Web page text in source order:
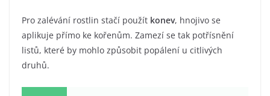
Pro zalévání rostlin stačí použít konev, hnojivo se
aplikuje přímo ke kořenům. Zamezí se tak potřísnění
listů, které by mohlo způsobit popálení u citlivých
druhů.